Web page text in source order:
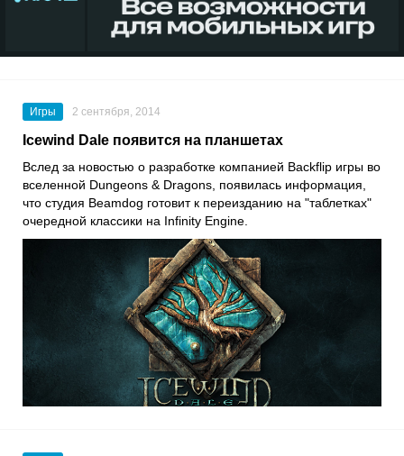
Игры 2 сентября, 2014
Icewind Dale появится на планшетах
Вслед за новостью о разработке компанией Backflip игры во
вселенной Dungeons & Dragons, появилась информация,
что студия Beamdog готовит к переизданию на "таблетках"
очередной классики на Infinity Engine.